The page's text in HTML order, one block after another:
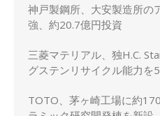
神戸製鋼所、大安製造所の
強、約20.7億円投資
三菱マテリアル、独H.C.
グステンリサイクル能力を
TOTO、茅ヶ崎工場に約